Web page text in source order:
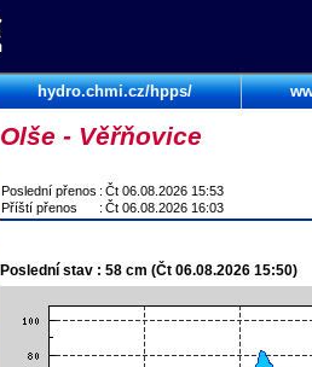
hydro.chmi.cz/hpps/
Olše - Věřňovice
Poslední přenos : Čt 06.08.2026 15:53
Příští přenos
: Čt 06.08.2026 16:03
Poslední stav : 58 cm (Čt 06.08.2026 15:50)